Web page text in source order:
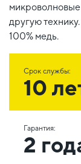
другую
100% медь.
Срок службы:
10
Гарантия:
2